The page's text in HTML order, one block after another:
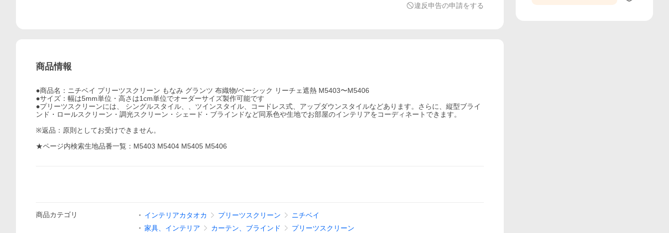
違反申告の申請をする
商品情報
●商品名：ニチベイ プリーツスクリーン もなみ グランツ 布織物/ベーシック リーチェ遮熱 M5403〜M5406
●サイズ：幅は5mm単位・高さは1cm単位でオーダーサイズ製作可能です
●プリーツスクリーンには、 シングルスタイル、、ツインスタイル、コードレス式、アップダウンスタイルなどあります。さらに、縦型ブライ
ンド・ロールスクリーン・調光スクリーン・シェード・ブラインドなど同系色や生地でお部屋のインテリアをコーディネートできます。
※返品：原則としてお受けできません。
★ページ内検索生地品番一覧：M5403 M5404 M5405 M5406
商品カテゴリ インテリアカタオカ プリーツスクリーン
ニチベイ
家具、インテリア
カーテン、ブラインド プリーツスクリーン